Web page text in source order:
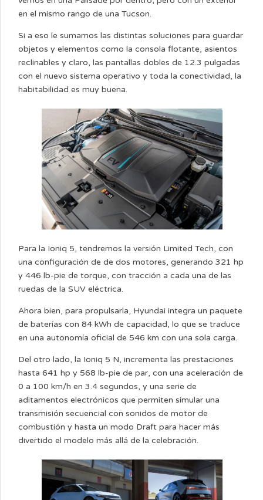
en el mismo rango de una Tucson.
Si a eso le sumamos las distintas soluciones para guardar
objetos y elementos como la consola flotante, asientos
reclinables y claro, las pantallas dobles de 12.3 pulgadas
con el nuevo sistema operativo y toda la conectividad, la
habitabilidad es muy buena.
Para la Ioniq 5, tendremos la versión Limited Tech, con
una configuración de de dos motores, generando 321 hp
y 446 lb-pie de torque, con tracción a cada una de las
ruedas de la SUV eléctrica.
Ahora bien, para propulsarla, Hyundai integra un paquete
de baterías con 84 kWh de capacidad, lo que se traduce
en una autonomía oficial de 546 km con una sola carga.
Del otro lado, la Ioniq 5 N, incrementa las prestaciones
hasta 641 hp y 568 lb-pie de par, con una aceleración de
0 a 100 km/h en 3.4 segundos, y una serie de
aditamentos electrónicos que permiten simular una
transmisión secuencial con sonidos de motor de
combustión y hasta un modo Draft para hacer más
divertido el modelo más allá de la celebración.